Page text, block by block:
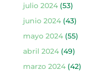
julio 2024(53)
junio 2024(43)
mayo 2024(55)
abril 2024(49)
marzo 2024(42)